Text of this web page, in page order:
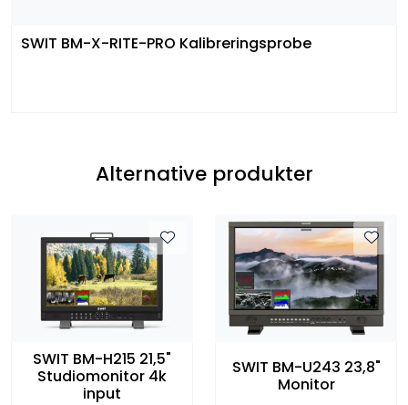
SWIT BM-X-RITE-PRO Kalibreringsprobe
Alternative produkter
SWIT BM-H215 21,5"
Studiomonitor 4k
input
SWIT BM-U243 23,8"
Monitor